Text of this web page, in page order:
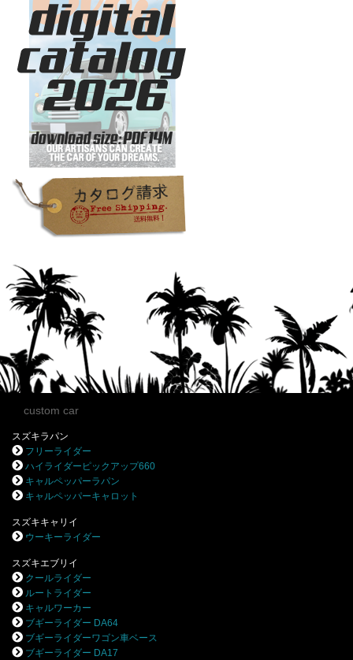
custom car
スズキラパン
フリーライダー
ハイライダーピックアップ660
キャルペッパーラパン
キャルペッパーキャロット
スズキキャリイ
ウーキーライダー
スズキエブリイ
クールライダー
ルートライダー
キャルワーカー
ブギーライダー DA64
ブギーライダーワゴン車ベース
ブギーライダー DA17